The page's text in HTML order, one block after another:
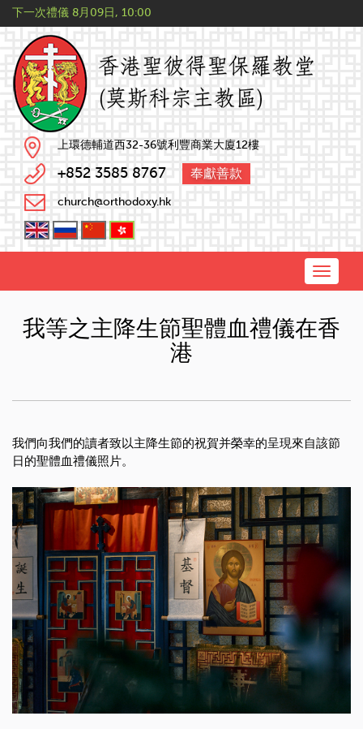
下一次禮儀 8月09日, 10:00
上環德輔道西32-36號利豐商業大廈12樓
+852 3585 8767 奉獻善款
church@orthodoxy.hk
Toggle
我等之主降生節聖體血禮儀在香
港
我們向我們的讀者致以主降生節的祝賀并榮幸的呈現來自該節
日的聖體血禮儀照片。